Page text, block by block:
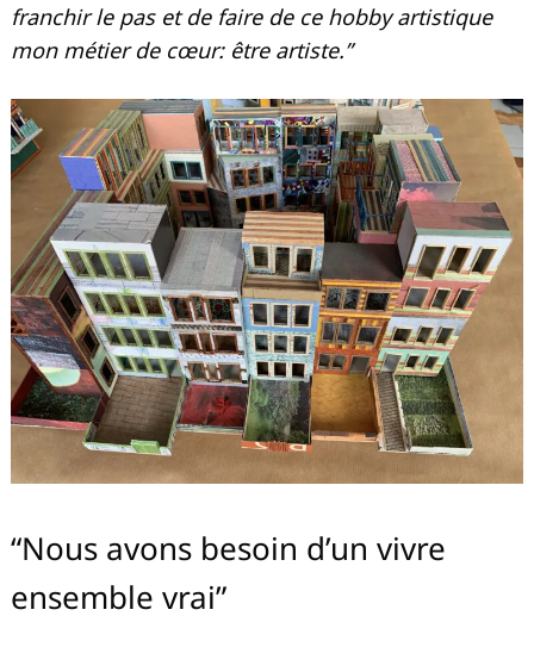
franchir le pas et de faire de ce hobby artistique
mon métier de cœur: être artiste.”
“Nous avons besoin d’un vivre
ensemble vrai”